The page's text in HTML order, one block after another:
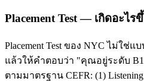
Placement Test — เกิดอะไ
Placement Test ของ NYC ไม่ใช่
แล้วให้คำตอบว่า "คุณอยู่ระดับ
ตามมาตรฐาน CEFR: (1)